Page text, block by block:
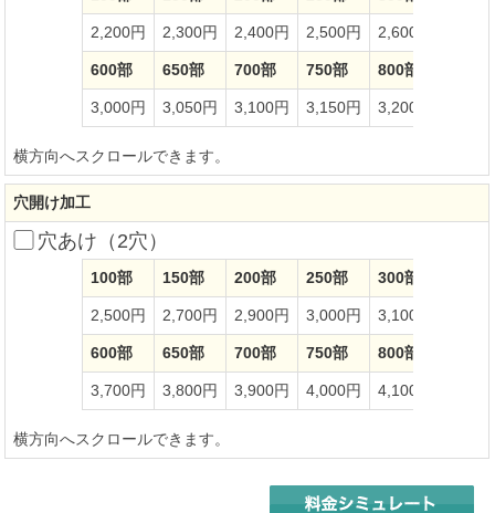
2,200円 2,300円 2,400円 2,500円 2,600円
600部 650部 700部 750部 800部
3,000円 3,050円 3,100円 3,150円 3,200円
横方向へスクロールできます。
穴開け加工
穴あけ（2穴）
100部 150部 200部 250部 300部
2,500円 2,700円 2,900円 3,000円 3,100円
600部 650部 700部 750部 800部
3,700円 3,800円 3,900円 4,000円 4,100円
横方向へスクロールできます。